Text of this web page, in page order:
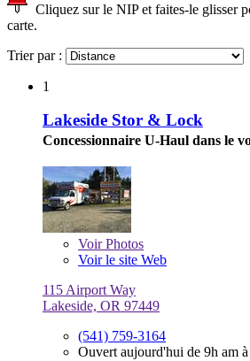
Cliquez sur le NIP et faites-le glisser
carte.
Trier par :
1
Lakeside Stor & Lock
Concessionnaire U-Haul dans le
VoirPhotos
Voir le site Web
115 Airport Way
Lakeside, OR 97449
(541) 759-3164
Ouvert aujourd'hui de 9h am